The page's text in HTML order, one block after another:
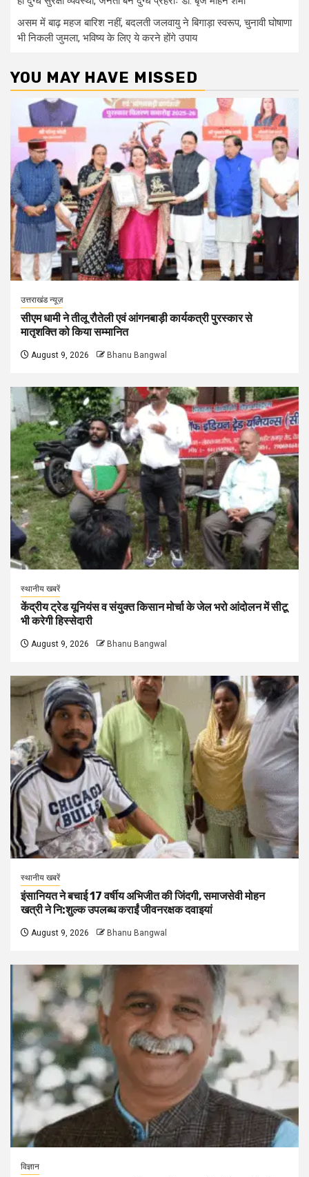
असम में बाढ़ महज बारिश नहीं, बदलती जलवायु ने बिगाड़ा स्वरूप, चुनावी घोषाणा
भी निकली जुमला, भविष्य के लिए ये करने होंगे उपाय
YOU MAY HAVE MISSED
उत्तराखंड न्यूज़
सीएम धामी ने तीलू रौतेली एवं आंगनबाड़ी कार्यकत्री पुरस्कार से
मातृशक्ति को किया सम्मानित
August 9, 2026 Bhanu Bangwal
स्थानीय खबरें
केंद्रीय ट्रेड यूनियंस व संयुक्त किसान मोर्चा के जेल भरो आंदोलन में सीटू
भी करेगी हिस्सेदारी
August 9, 2026 Bhanu Bangwal
स्थानीय खबरें
इंसानियत ने बचाई 17 वर्षीय अभिजीत की जिंदगी, समाजसेवी मोहन
खत्री ने नि:शुल्क उपलब्ध कराईं जीवनरक्षक दवाइयां
August 9, 2026 Bhanu Bangwal
विज्ञान